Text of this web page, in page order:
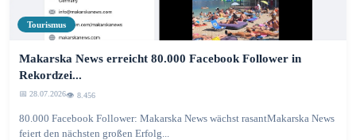
Tourismus
Makarska News erreicht 80.000 Facebook Follower in
Rekordzei...
📅 28.07.2026👁️ 8.458
80.000 Facebook Follower: Makarska News wächst rasantMakarska News
feiert den nächsten großen Erfolg...